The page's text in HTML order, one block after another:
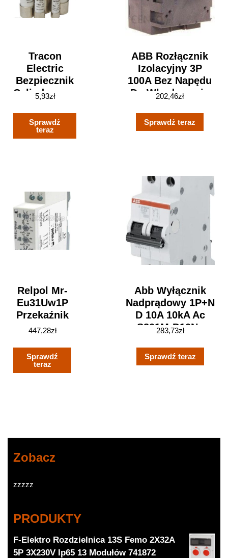
Tracon
Electric
Bezpiecznik
Cylindryczny
5,93zł
Sprawdź
teraz
ABB Rozłącznik
Izolacyjny 3P
100A Bez Napędu
Do Wbudowania
1SCA105023R1001
202,46zł
Sprawdź teraz
Relpol Mr-
Eu31Uw1P
Przekaźnik
447,28zł
Sprawdź
teraz
Abb Wyłącznik
Nadprądowy 1P+N
D 10A 10kA Ac
S201M-D10Na
283,73zł
Sprawdź teraz
Zobacz
zzzzz
PRODUKTY
F-Elektro Rozdzielnica 13S Femo 2X32A
5P 3X230V Ip65 13 Modułów 741872